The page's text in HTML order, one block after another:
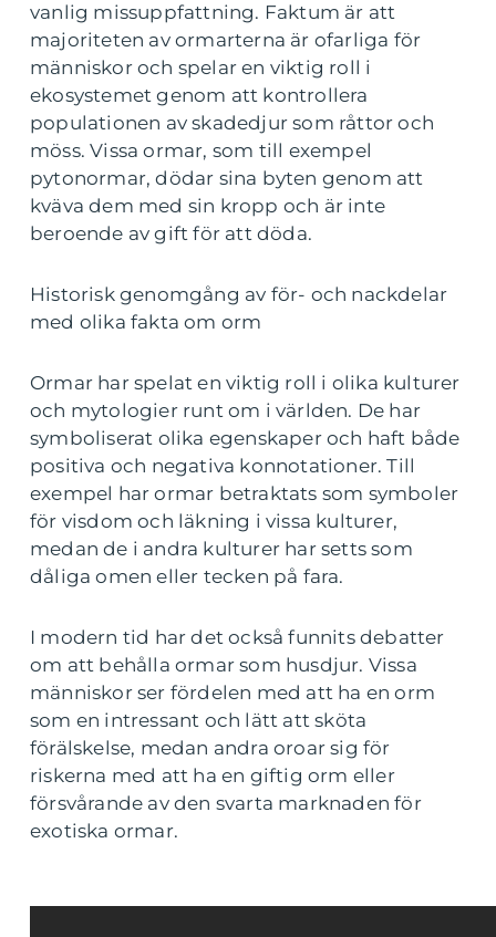
vanlig missuppfattning. Faktum är att
majoriteten av ormarterna är ofarliga för
människor och spelar en viktig roll i
ekosystemet genom att kontrollera
populationen av skadedjur som råttor och
möss. Vissa ormar, som till exempel
pytonormar, dödar sina byten genom att
kväva dem med sin kropp och är inte
beroende av gift för att döda.
Historisk genomgång av för- och nackdelar
med olika fakta om orm
Ormar har spelat en viktig roll i olika kulturer
och mytologier runt om i världen. De har
symboliserat olika egenskaper och haft både
positiva och negativa konnotationer. Till
exempel har ormar betraktats som symboler
för visdom och läkning i vissa kulturer,
medan de i andra kulturer har setts som
dåliga omen eller tecken på fara.
I modern tid har det också funnits debatter
om att behålla ormar som husdjur. Vissa
människor ser fördelen med att ha en orm
som en intressant och lätt att sköta
förälskelse, medan andra oroar sig för
riskerna med att ha en giftig orm eller
försvårande av den svarta marknaden för
exotiska ormar.